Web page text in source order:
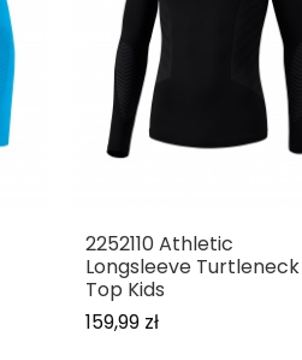
2252110 Athletic
Longsleeve Turtleneck
Top Kids
159,99 zł